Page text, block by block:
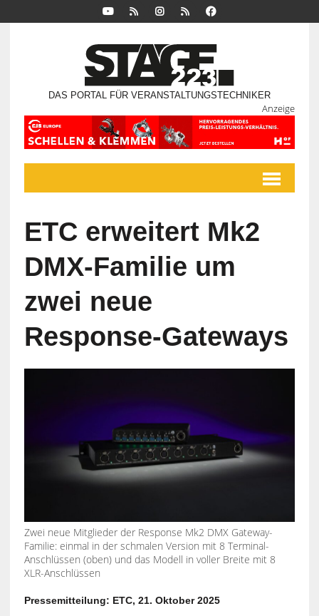
DAS PORTAL FÜR VERANSTALTUNGSTECHNIKER
Anzeige
ETC erweitert Mk2
DMX-Familie um
zwei neue
Response-Gateways
Zwei neue Mitglieder der Response Mk2 DMX Gateway-
Familie: einmal in der schmalen Version mit 8 Terminal-
Anschlüssen (oben) und das Modell in voller Breite mit 8
XLR-Anschlüssen
Pressemitteilung: ETC, 21. Oktober 2025